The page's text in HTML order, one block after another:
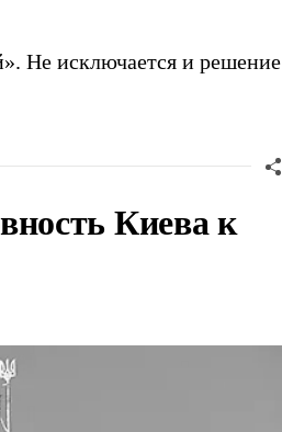
Не исключается и решение
Киева к